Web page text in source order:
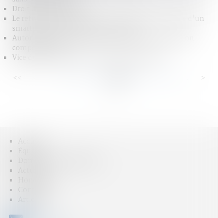
Droit des successions
Le refus de communiquer le code de déverrouillage d'un
smartphone peut constituer un délit !
Autonomie du régime matrimonial et de la prestation
compensatoire
Vice du consentement pour insanité d’esprit
<<
>
Accueil
Articles